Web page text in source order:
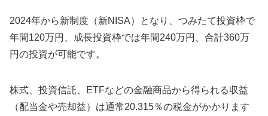
2024年から新制度（新NISA）となり、つみたて投資枠で
年間120万円、成長投資枠では年間240万円、合計360万
円の投資が可能です。
株式、投資信託、ETFなどの金融商品から得られる収益
（配当金や売却益）は通常20.315％の税金がかかります